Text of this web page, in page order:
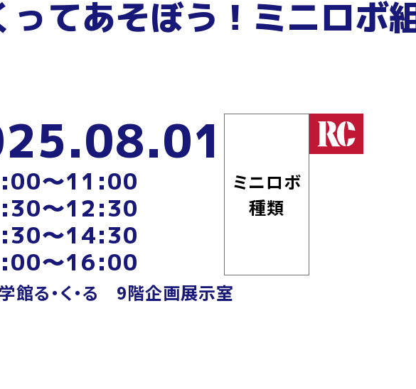
ってあそぼう！ミニロボ
～11:00
～12:30
～14:30
～16:00
ミニロボ
種類
館る・く・る 9階企画展示室